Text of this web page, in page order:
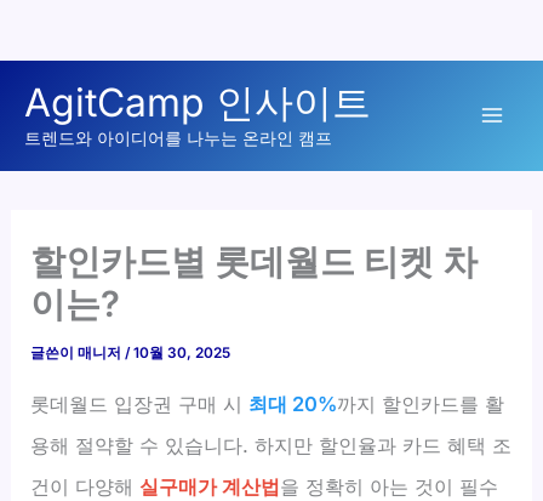
로
AgitCamp 인사이트
트렌드와 아이디어를 나누는 온라인 캠프
할인카드별 롯데월드 티켓 차
이는?
글쓴이매니저/10월 30, 2025
롯데월드 입장권 구매 시 최대 20%까지 할인카드를 활
용해 절약할 수 있습니다. 하지만 할인율과 카드 혜택 조
건이 다양해 실구매가 계산법을 정확히 아는 것이 필수